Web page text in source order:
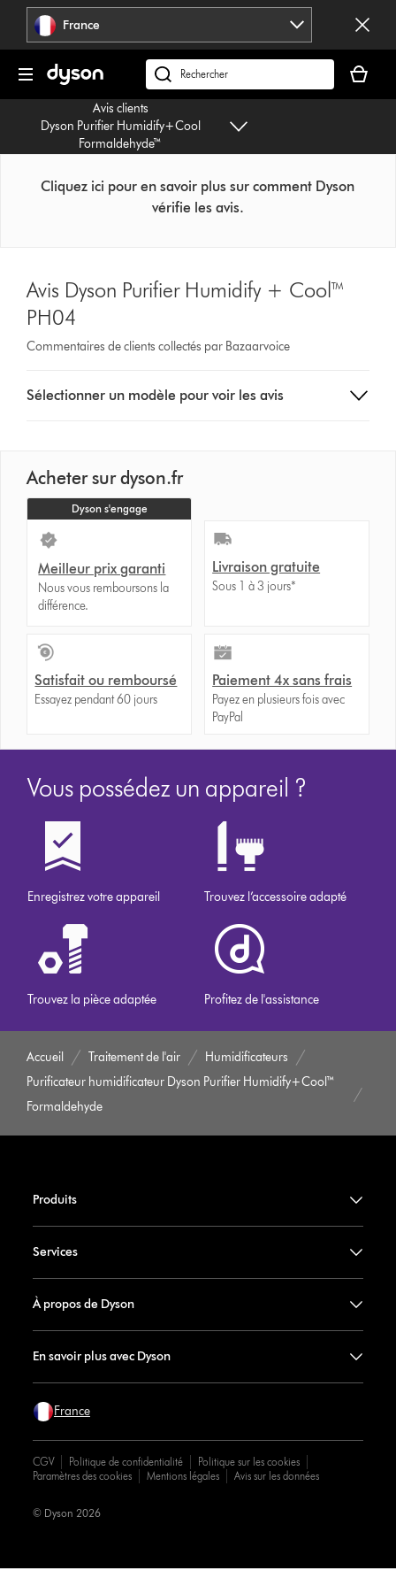
Sauter
pages
France
Rechercher
des
produits
panier
est
Avis clients
Dyson Purifier Humidify+Cool
Formaldehyde™
Cliquez ici pour en savoir plus sur comment Dyson
vérifie les avis.
Avis Dyson Purifier Humidify + Cool™
PH04
Commentaires de clients collectés par Bazaarvoice
a
list
to
reviews
that
model
below
Sélectionner un modèle pour voir les avis
Acheter sur dyson.fr
Dyson s'engage
Meilleur prix garanti
Nous vous remboursons la
différence.
Livraison gratuite
Sous 1 à 3 jours*
Satisfait ou remboursé
Essayez pendant 60 jours
Paiement 4x sans frais
Payez en plusieurs fois avec
PayPal
Vous possédez un appareil ?
Enregistrez votre appareil Trouvez l’accessoire adapté
Trouvez la pièce adaptée Profitez de l'assistance
Accueil Traitement de l'air
Humidificateurs
Purificateur humidificateur Dyson Purifier Humidify+Cool™
Formaldehyde
Produits
Services
À propos de Dyson
En savoir plus avec Dyson
France
CGV Politique de confidentialité
Politique sur les cookies
Paramètres des cookies
Mentions légales Avis sur les données
© Dyson 2026